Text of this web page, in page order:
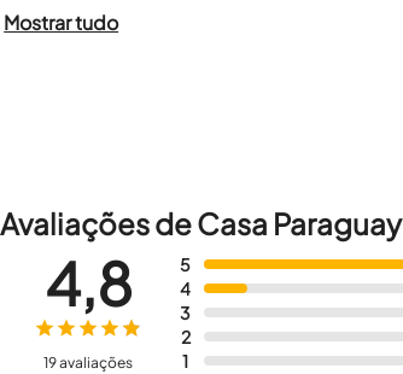
Mostrar tudo
Avaliações de Casa Paraguay
5
4
3
2
1
4,8
19 avaliações